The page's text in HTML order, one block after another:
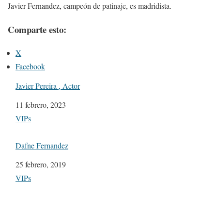
Javier Fernandez, campeón de patinaje, es madridista.
Comparte esto:
X
Facebook
Javier Pereira , Actor
Fecha
11 febrero, 2023
Respecto a
VIPs
Dafne Fernandez
Fecha
25 febrero, 2019
Respecto a
VIPs